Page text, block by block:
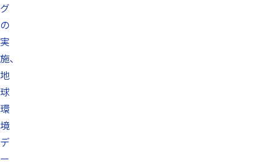
グ
の
実
施、
地
球
環
境
デ
ー